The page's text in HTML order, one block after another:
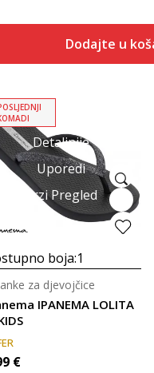
Dodajte u
Detaljnije
Uporedi
Brzi Pregled
boja:1
IPANEMA LOLITA
za djevojčice
€